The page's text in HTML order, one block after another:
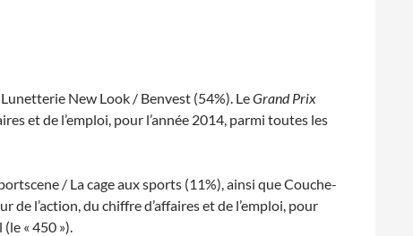
New Look / Benvest (54%). LeGrand Prix
et de l’emploi, pour l’année 2014, parmi toutes les
/ La cage aux sports (11%), ainsi que Couche-
de l’action, du chiffre d’affaires et de l’emploi, pour
« 450 »).